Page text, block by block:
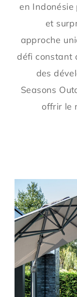
en Indonésie
et
approche
défi constant
des
Seasons
offrir le